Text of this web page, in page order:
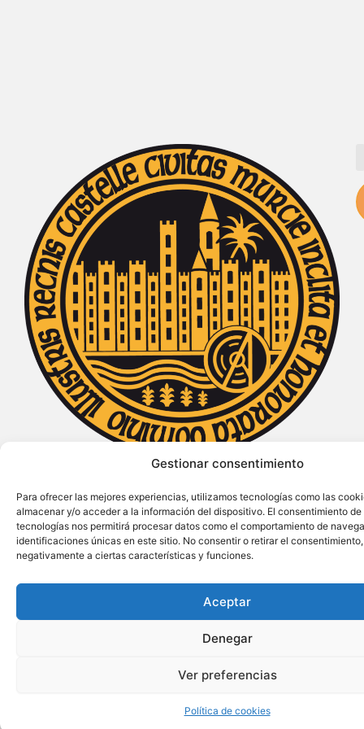
Gestionar consentimiento
Para ofrecer las mejores experiencias, utilizamos tecnologías como las
almacenar y/o acceder a la información del dispositivo. El consentimiento de
tecnologías nos permitirá procesar datos como el comportamiento de
identificaciones únicas en este sitio. No consentir o retirar el
negativamente a ciertas características y funciones.
Aceptar
Denegar
Ver preferencias
Política de cookies
Declarada de Interés Turístico Internacional